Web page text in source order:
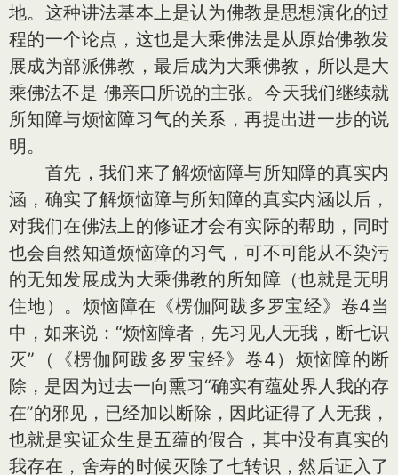
地。这种讲法基本上是认为佛教是思想演化的过
程的一个论点，这也是大乘佛法是从原始佛教发
展成为部派佛教，最后成为大乘佛教，所以是大
乘佛法不是 佛亲口所说的主张。今天我们继续就
所知障与烦恼障习气的关系，再提出进一步的说
明。
首先，我们来了解烦恼障与所知障的真实内
涵，确实了解烦恼障与所知障的真实内涵以后，
对我们在佛法上的修证才会有实际的帮助，同时
也会自然知道烦恼障的习气，可不可能从不染污
的无知发展成为大乘佛教的所知障（也就是无明
住地）。烦恼障在《楞伽阿跋多罗宝经》卷4当
中，如来说：“烦恼障者，先习见人无我，断七识
灭”（《楞伽阿跋多罗宝经》卷4）烦恼障的断
除，是因为过去一向熏习“确实有蕴处界人我的存
在”的邪见，已经加以断除，因此证得了人无我，
也就是实证众生是五蕴的假合，其中没有真实的
我存在，舍寿的时候灭除了七转识，然后证入了